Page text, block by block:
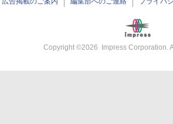
Copyright ©2026 Impress Corporation.